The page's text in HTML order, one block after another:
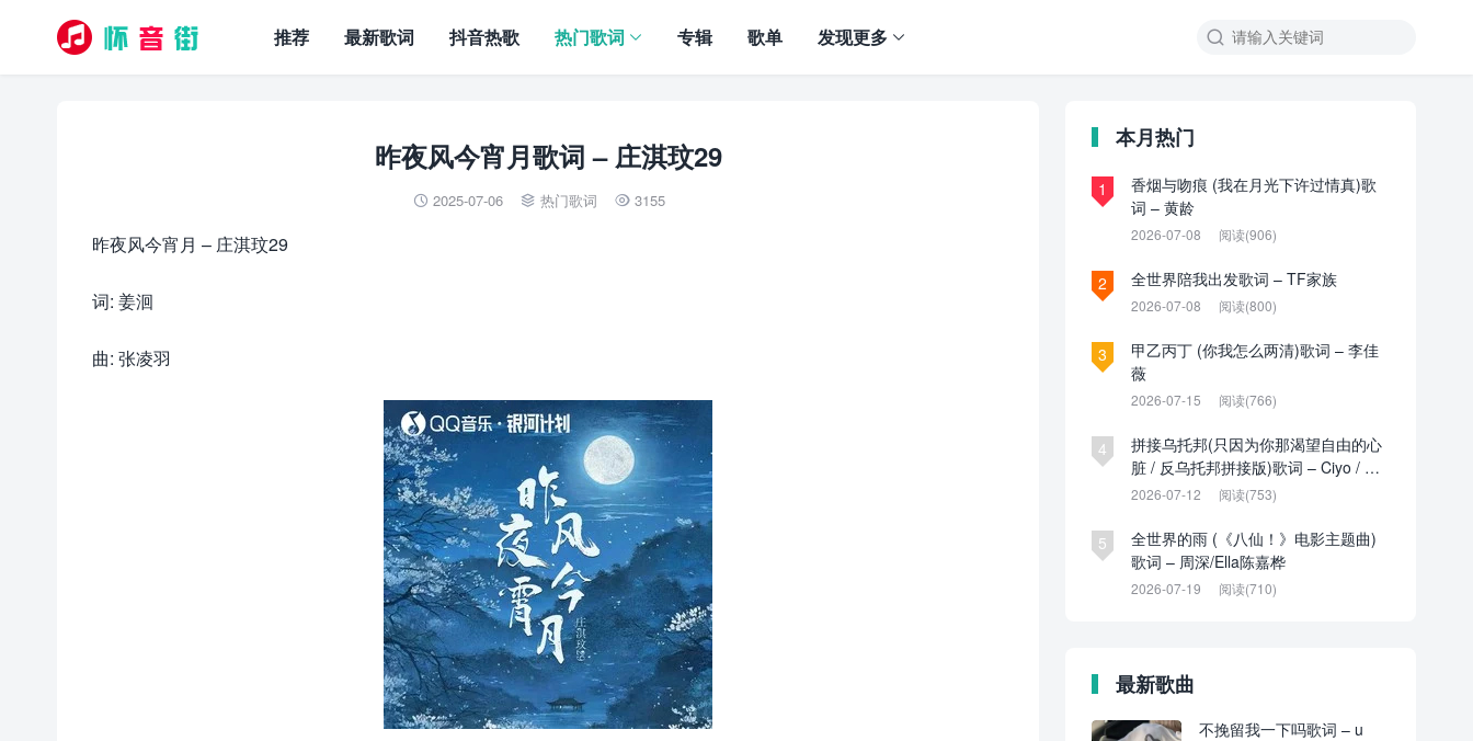

推荐 最新歌词 抖音热歌 热门歌词 专辑 歌单 发现更多
昨夜风今宵月歌词 – 庄淇玟29
 2025-07-06  热门歌词  3155
昨夜风今宵月 – 庄淇玟29
词: 姜洄
曲: 张凌羽
本月热门
1
香烟与吻痕 (我在月光下许过情真)歌
词 – 黄龄
2026-07-08 阅读(906)
2 全世界陪我出发歌词 – TF家族
2026-07-08 阅读(800)
3
甲乙丙丁 (你我怎么两清)歌词 – 李佳
薇
2026-07-15 阅读(766)
4
拼接乌托邦(只因为你那渴望自由的心
脏 / 反乌托邦拼接版)歌词 – Ciyo / 见
过夏天P / 乌托邦P
2026-07-12 阅读(753)
5
全世界的雨 (《八仙！》电影主题曲)
歌词 – 周深/Ella陈嘉桦
2026-07-19 阅读(710)
最新歌曲
不挽留我一下吗歌词 – u